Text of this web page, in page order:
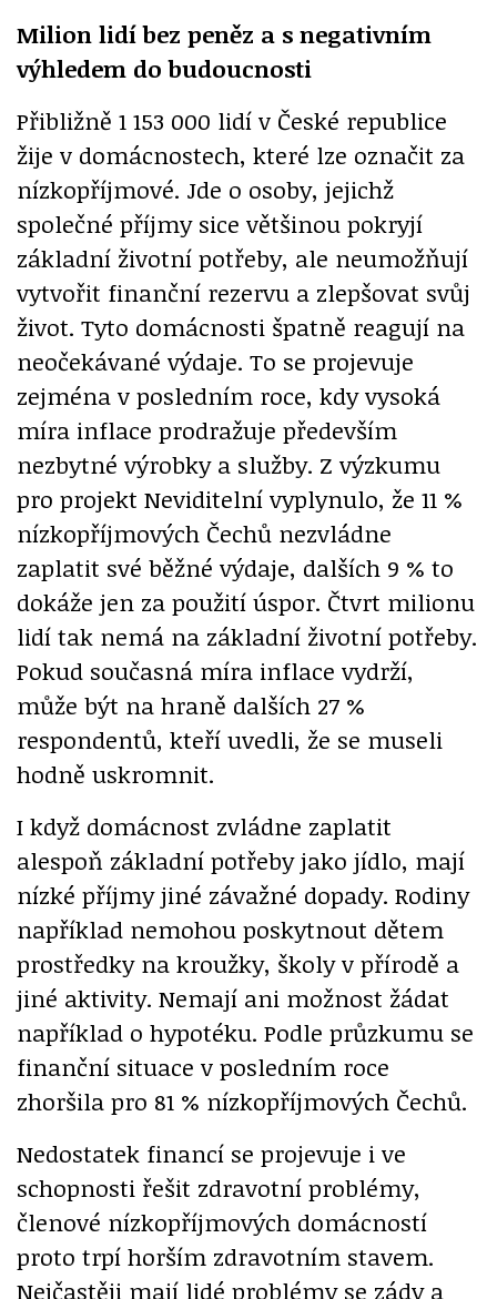
Milion lidí bez peněz a s negativním
výhledem do budoucnosti
Přibližně 1 153 000 lidí v České republice
žije v domácnostech, které lze označit za
nízkopříjmové. Jde o osoby, jejichž
společné příjmy sice většinou pokryjí
základní životní potřeby, ale neumožňují
vytvořit finanční rezervu a zlepšovat svůj
život. Tyto domácnosti špatně reagují na
neočekávané výdaje. To se projevuje
zejména v posledním roce, kdy vysoká
míra inflace prodražuje především
nezbytné výrobky a služby. Z výzkumu
pro projekt Neviditelní vyplynulo, že 11 %
nízkopříjmových Čechů nezvládne
zaplatit své běžné výdaje, dalších 9 % to
dokáže jen za použití úspor. Čtvrt milionu
lidí tak nemá na základní životní potřeby.
Pokud současná míra inflace vydrží,
může být na hraně dalších 27 %
respondentů, kteří uvedli, že se museli
hodně uskromnit.
I když domácnost zvládne zaplatit
alespoň základní potřeby jako jídlo, mají
nízké příjmy jiné závažné dopady. Rodiny
například nemohou poskytnout dětem
prostředky na kroužky, školy v přírodě a
jiné aktivity. Nemají ani možnost žádat
například o hypotéku. Podle průzkumu se
finanční situace v posledním roce
zhoršila pro 81 % nízkopříjmových Čechů.
Nedostatek financí se projevuje i ve
schopnosti řešit zdravotní problémy,
členové nízkopříjmových domácností
proto trpí horším zdravotním stavem.
Nejčastěji mají lidé problémy se zády a